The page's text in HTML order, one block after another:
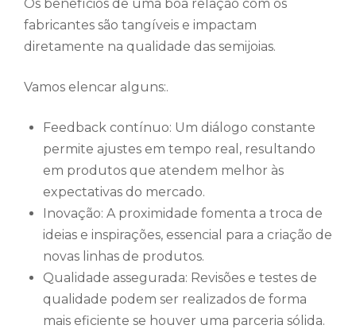
Os benefícios de uma boa relação com os
fabricantes são tangíveis e impactam
diretamente na qualidade das semijoias.
Vamos elencar alguns:.
Feedback contínuo: Um diálogo constante
permite ajustes em tempo real, resultando
em produtos que atendem melhor às
expectativas do mercado.
Inovação: A proximidade fomenta a troca de
ideias e inspirações, essencial para a criação de
novas linhas de produtos.
Qualidade assegurada: Revisões e testes de
qualidade podem ser realizados de forma
mais eficiente se houver uma parceria sólida.